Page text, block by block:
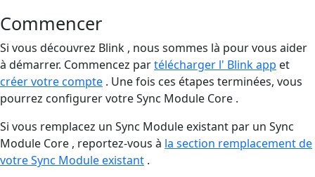
Commencer
Si vous découvrez Blink , nous sommes là pour vous aider
à démarrer. Commencez partélécharger l' Blink app et
créer votre compte . Une fois ces étapes terminées, vous
pourrez configurer votre Sync Module Core .
Si vous remplacez un Sync Module existant par un Sync
Module Core , reportez-vous à la section remplacement de
votre Sync Module existant .